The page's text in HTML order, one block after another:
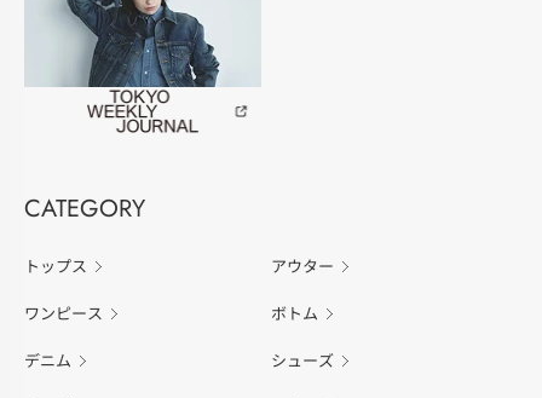
CATEGORY
トップス アウター
ワンピース ボトム
デニム シューズ